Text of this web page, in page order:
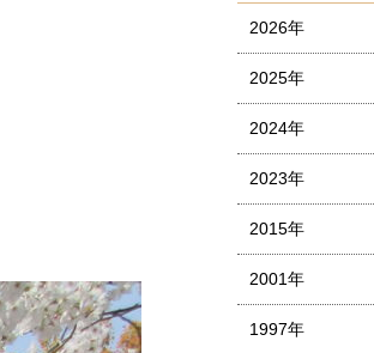
2026年
2025年
2024年
2023年
2015年
2001年
1997年